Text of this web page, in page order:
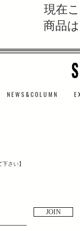
現在
商品
N E W S & C O L U M N ​E
さい】
JOIN